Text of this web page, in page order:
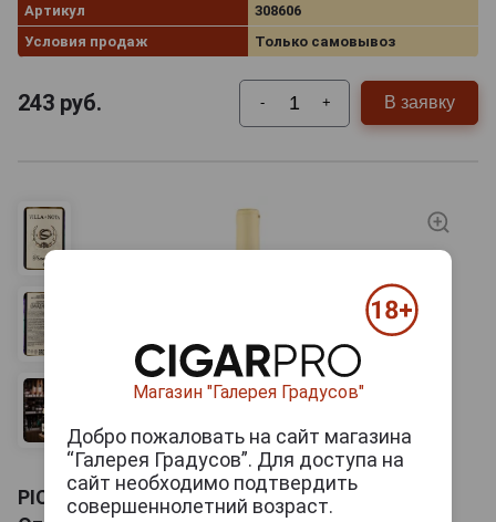
Артикул
308606
Условия продаж
Только самовывоз
243 руб. - + В заявку
PIC Oplenac Villa Nota Traminac Вино Пик
Магазин "Галерея Градусов"
Добро пожаловать на сайт магазина
“Галерея Градусов”. Для доступа на
сайт необходимо подтвердить
совершеннолетний возраст.